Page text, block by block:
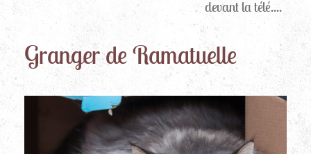
devant la télé....
Granger de Ramatuelle